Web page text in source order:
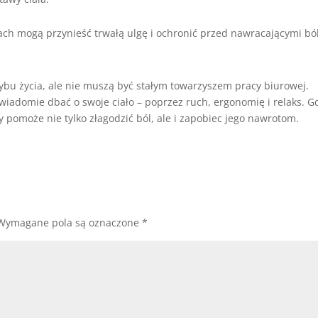
mogą przynieść trwałą ulgę i ochronić przed nawracającymi
życia, ale nie muszą być stałym towarzyszem pracy biurowej.
dbać o swoje ciało – poprzez ruch, ergonomię i relaks.
nie tylko złagodzić ból, ale i zapobiec jego nawrotom.
pola są oznaczone*